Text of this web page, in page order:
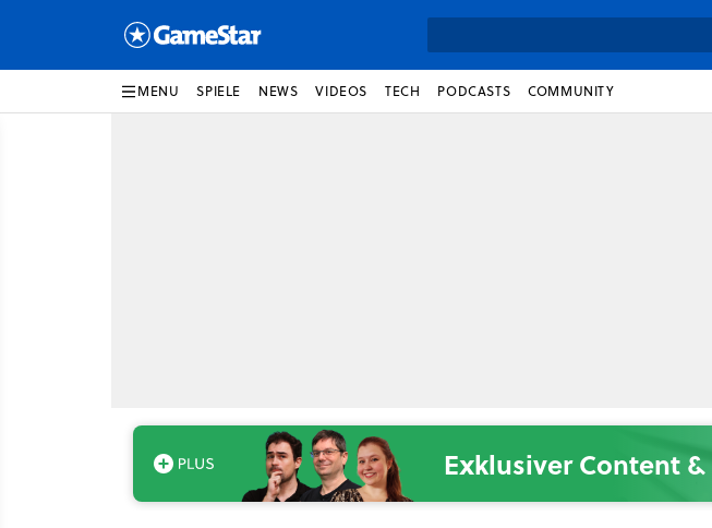
MENU SPIELE NEWS VIDEOS TECH PODCASTS COMMUNITY
Exklusiver Content